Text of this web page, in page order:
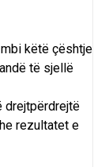
këtë çështje
të sjellë
drejtpërdrejtë
rezultatet e